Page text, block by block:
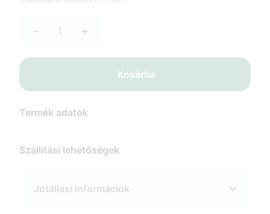
- +
Kosárba
Termék adatok
Szállítási lehetőségek
Jótállási információk